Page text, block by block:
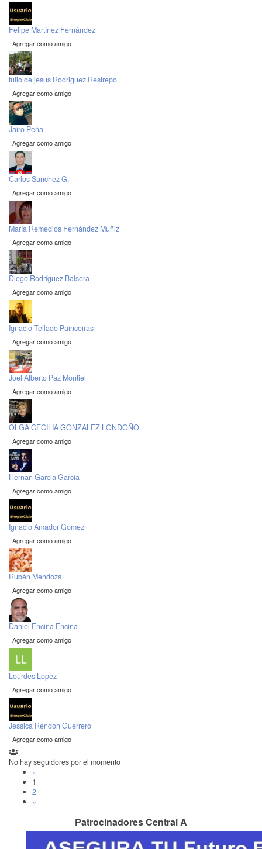
Felipe Martínez Fernández
Agregar como amigo
tulio de jesus Rodriguez Restrepo
Agregar como amigo
Jairo Peña
Agregar como amigo
Carlos Sanchez G.
Agregar como amigo
María Remedios Fernández Muñiz
Agregar como amigo
Diego Rodríguez Balsera
Agregar como amigo
Ignacio Tellado Painceiras
Agregar como amigo
Joel Alberto Paz Montiel
Agregar como amigo
OLGA CECILIA GONZALEZ LONDOÑO
Agregar como amigo
Hernan Garcia Garcia
Agregar como amigo
Ignacio Amador Gomez
Agregar como amigo
Rubén Mendoza
Agregar como amigo
Daniel Encina Encina
Agregar como amigo
Lourdes Lopez
Agregar como amigo
Jessica Rendon Guerrero
Agregar como amigo
No hay seguidores por el momento
«
1
2
»
Patrocinadores Central A